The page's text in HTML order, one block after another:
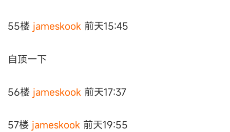
55楼 jameskook 前天15:45
自顶一下
56楼 jameskook 前天17:37
57楼 jameskook 前天19:55